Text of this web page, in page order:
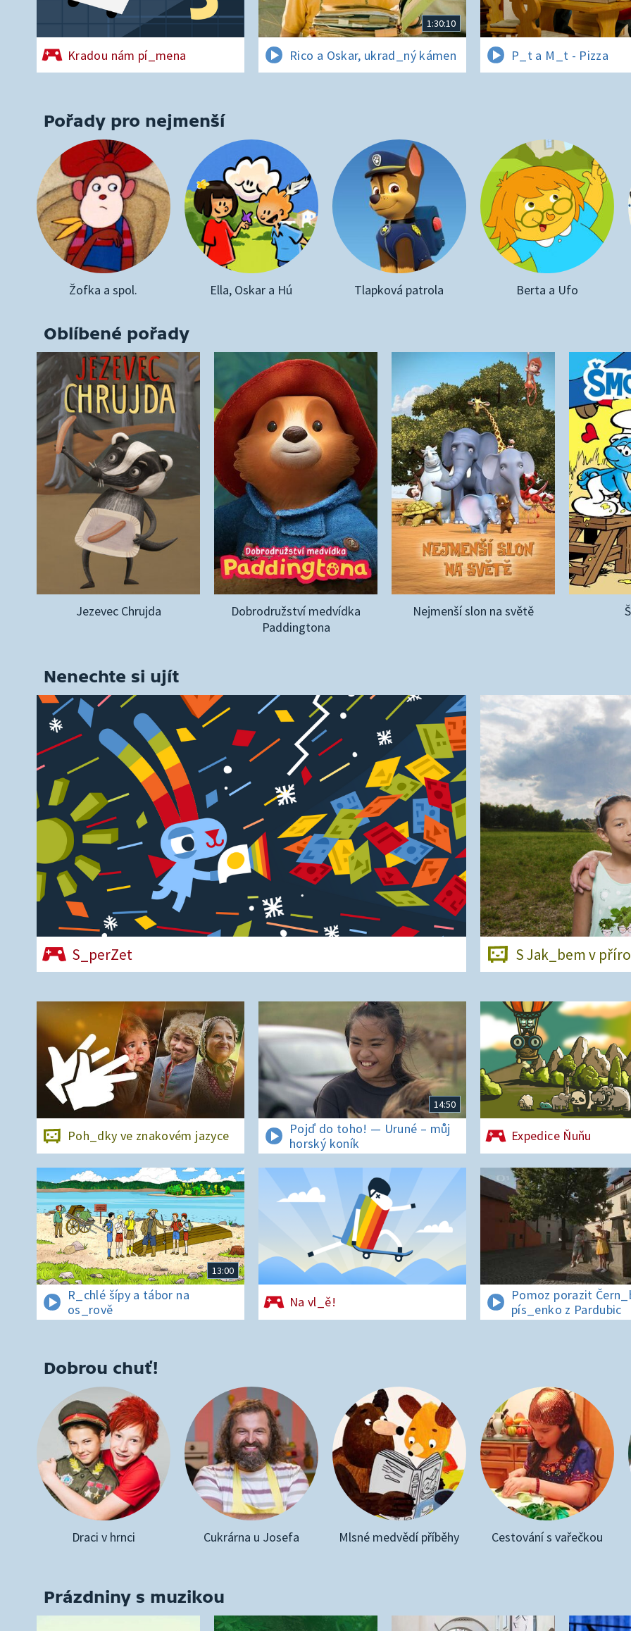
Kradou nám pí_mena
1:30:10
Rico a Oskar, ukrad_ný kámen P_t a M_t - Pizza
Pořady pro nejmenší
Žofka a spol. Ella, Oskar a Hú Tlapková patrola Berta a Ufo
Oblíbené pořady
Jezevec Chrujda
Dobrodružství medvídka
Paddingtona
Nejmenší slon na světě
Nenechte si ujít
S_perZet S Jak_bem v
Poh_dky ve znakovém jazyce
14:50
Pojď do toho! — Uruné – můj
horský koník
Expedice Ňuňu
13:00
R_chlé šípy a tábor na
os_rově
Na vl_ě!
Pomoz porazit
pís_enko z Pardubic
Dobrou chuť!
Draci v hrnci Cukrárna u Josefa Mlsné medvědí příběhy Cestování s vařečkou
Prázdniny s muzikou